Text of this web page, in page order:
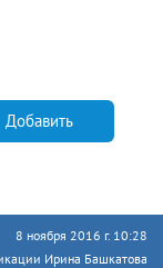
Добавить
8 ноября 2016 г. 10:28
Ирина Башкатова